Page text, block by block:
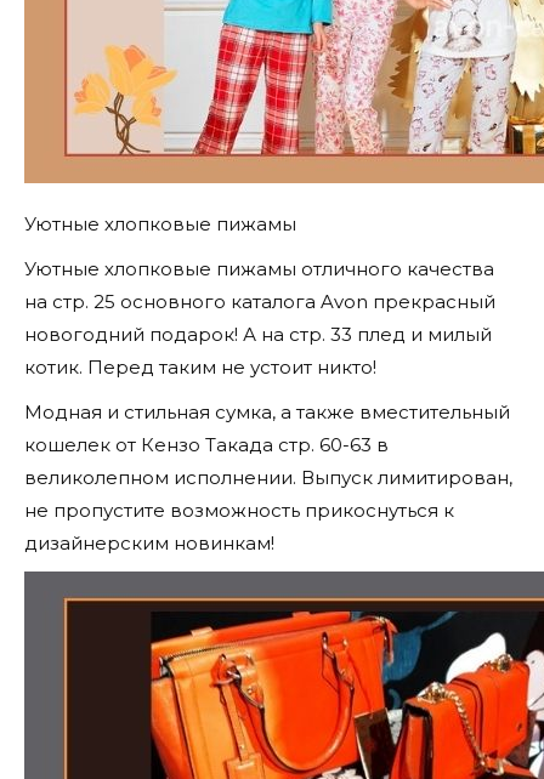
Уютные хлопковые пижамы
Уютные хлопковые пижамы отличного качества
на стр. 25 основного каталога Avon прекрасный
новогодний подарок! А на стр. 33 плед и милый
котик. Перед таким не устоит никто!
Модная и стильная сумка, а также вместительный
кошелек от Кензо Такада стр. 60-63 в
великолепном исполнении. Выпуск лимитирован,
не пропустите возможность прикоснуться к
дизайнерским новинкам!